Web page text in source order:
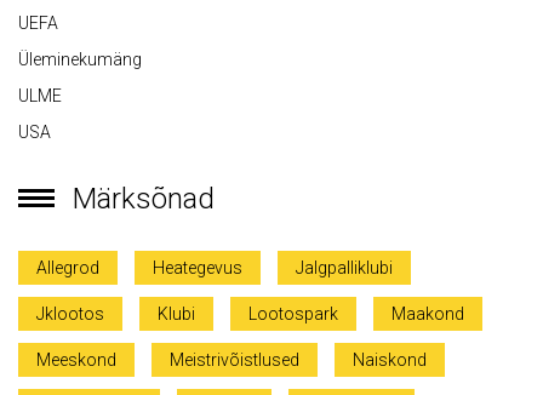
UEFA
Üleminekumäng
ULME
USA
Märksõnad
Allegrod Heategevus Jalgpalliklubi
Jklootos Klubi Lootospark Maakond
Meeskond Meistrivõistlused Naiskond